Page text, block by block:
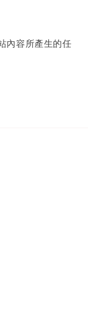
內容所產生的任